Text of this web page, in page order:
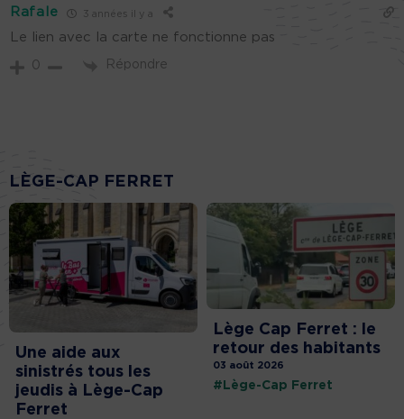
Rafale 3 années il y a
Le lien avec la carte ne fonctionne pas
0 Répondre
LÈGE-CAP FERRET
Une aide aux
sinistrés tous les
jeudis à Lège-Cap
Ferret
Lège Cap Ferret : le
retour des habitants
03 août 2026
#Lège-Cap Ferret